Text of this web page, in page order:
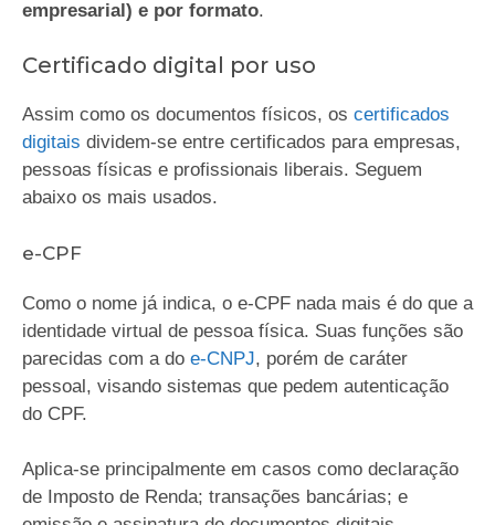
empresarial) e por formato.
Certificado digital por uso
Assim como os documentos físicos, os certificados
digitais dividem-se entre certificados para empresas,
pessoas físicas e profissionais liberais. Seguem
abaixo os mais usados.
e-CPF
Como o nome já indica, o e-CPF nada mais é do que a
identidade virtual de pessoa física. Suas funções são
parecidas com a do e-CNPJ, porém de caráter
pessoal, visando sistemas que pedem autenticação
do CPF.
Aplica-se principalmente em casos como declaração
de Imposto de Renda; transações bancárias; e